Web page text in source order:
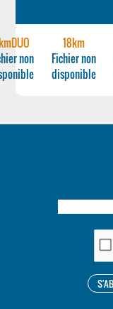
non
18km
Fichier non
disponible